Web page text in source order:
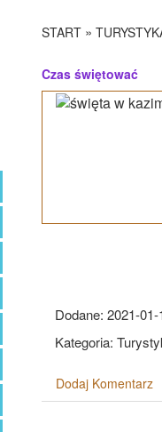
START»
Czas świętować
Dodane: 2021-01-
Kategoria:
Dodaj Komentarz